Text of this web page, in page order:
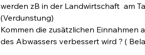
werden zB in der Landwirtschaft  am
(Verdunstung)
Kommen die zusätzlichen Einnahmen
des Abwassers verbessert wird ? (